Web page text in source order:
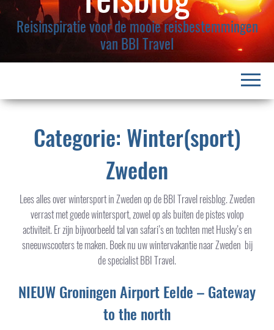
l
a
p
p
e
n
Reisinspiratie voor de mooie reisbestemmingen
van BBI Travel
Categorie: Winter(sport)
Zweden
Lees alles over wintersport in Zweden op de BBI Travel reisblog. Zweden
verrast met goede wintersport, zowel op als buiten de pistes volop
activiteit. Er zijn bijvoorbeeld tal van safari’s en tochten met Husky’s en
sneeuwscooters te maken. Boek nu uw wintervakantie naar Zweden bij
de specialist BBI Travel.
NIEUW Groningen Airport Eelde – Gateway
to the north